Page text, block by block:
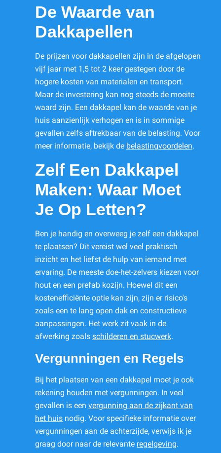
De Waarde van
Dakkapellen
De prijzen voor dakkapellen zijn in de afgelopen
vijf jaar met 1,5 tot 2 keer gestegen door de
hogere kosten van materialen en transport.
Maar de investering kan nog steeds de moeite
waard zijn. Een dakkapel kan de waarde van je
huis aanzienlijk verhogen en is in sommige
gevallen zelfs aftrekbaar van de belasting. Voor
meer informatie, bekijk de belastingvoordelen.
Zelf Een Dakkapel
Maken: Waar Moet
Je Op Letten?
Ben je handig en overweeg je zelf een dakkapel
te plaatsen? Dit vereist wel veel praktisch
inzicht en het liefst de hulp van iemand met
ervaring. De meeste doe-het-zelvers kiezen voor
hout en een prefab kozijn. Hoewel dit een
kostenefficiënte optie kan zijn, zijn er risico's
zoals een te lang open dak en constructieve
aanpassingen. Het werk zit vaak in de
afwerking zoals schilderen en stucwerk.
Vergunningen en Regels
Bij het plaatsen van een dakkapel moet je ook
rekening houden met vergunningen. In veel
gevallen is een vergunning aan de zijkant van
het huis nodig. Voor specifieke informatie over
vergunningen aan de achterzijde, verwijs ik je
graag door naar de relevante regelgeving.